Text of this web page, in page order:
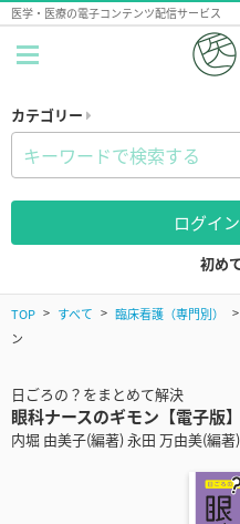
医学・医療の電子コンテンツ配信サービス
カテゴリー
ログイ
初め
TOP すべて 臨床看護（専門別）
ン
日ごろの？をまとめて解決
眼科ナースのギモン【電子版】
内堀 由美子(編著) 永田 万由美(編著)